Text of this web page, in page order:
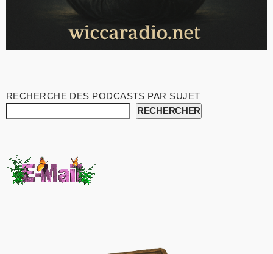
RECHERCHE DES PODCASTS PAR SUJET
RECHERCHER